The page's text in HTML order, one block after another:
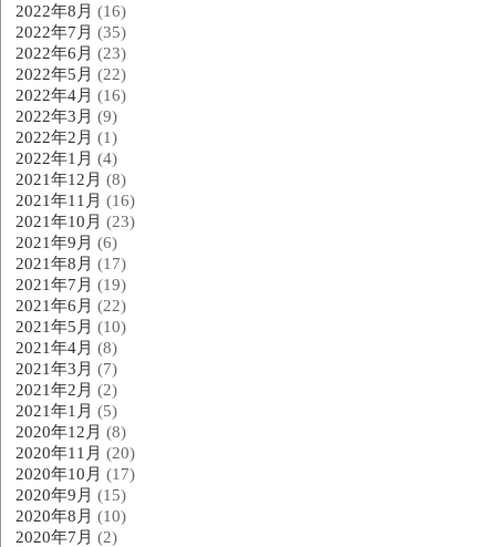
2022年8月 (16)
2022年7月 (35)
2022年6月 (23)
2022年5月 (22)
2022年4月 (16)
2022年3月 (9)
2022年2月 (1)
2022年1月 (4)
2021年12月 (8)
2021年11月 (16)
2021年10月 (23)
2021年9月 (6)
2021年8月 (17)
2021年7月 (19)
2021年6月 (22)
2021年5月 (10)
2021年4月 (8)
2021年3月 (7)
2021年2月 (2)
2021年1月 (5)
2020年12月 (8)
2020年11月 (20)
2020年10月 (17)
2020年9月 (15)
2020年8月 (10)
2020年7月 (2)